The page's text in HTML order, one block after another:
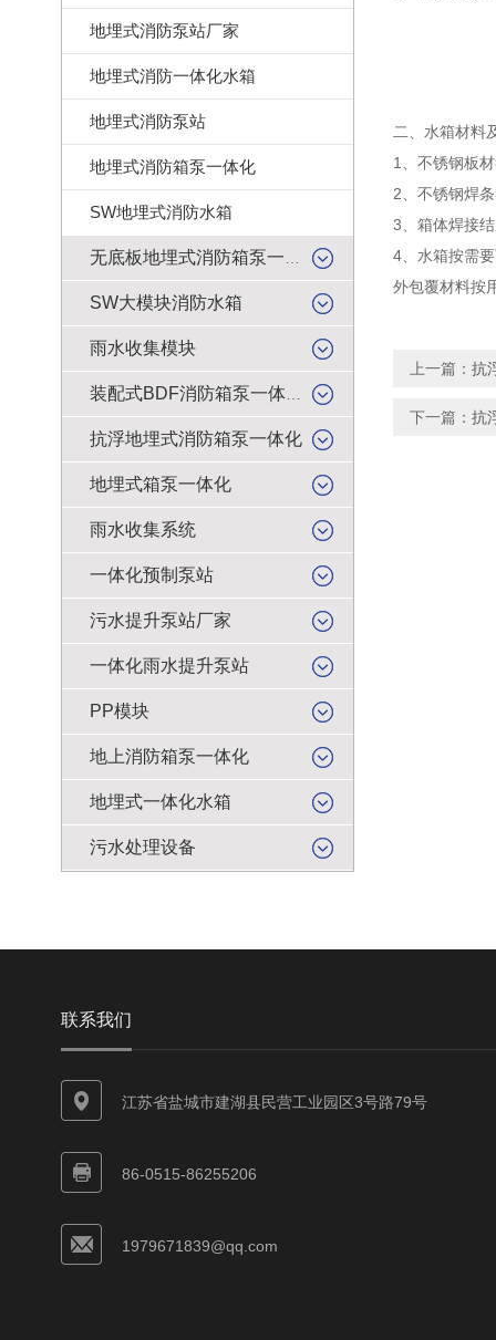
地埋式消防泵站厂家
地埋式消防一体化水箱
地埋式消防泵站
地埋式消防箱泵一体化
SW地埋式消防水箱
SW大模块消防水箱
雨水收集模块
抗浮地埋式消防箱泵一体化
地埋式箱泵一体化
雨水收集系统
一体化预制泵站
污水提升泵站厂家
一体化雨水提升泵站
PP模块
地上消防箱泵一体化
地埋式一体化水箱
污水处理设备
二、水箱材料
1、不锈钢板
2、不锈钢焊
3、箱体焊接
4、水箱按需
外包覆材料按
上一篇： 抗
下一篇： 抗
联系我们
江苏省盐城市建湖县民营工业园区3号路79号
86-0515-86255206
1979671839@qq.com